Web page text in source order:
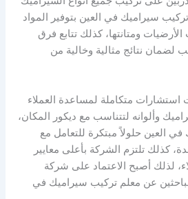
تركيب سيراميك في العين بتوفير المواد
ومتانتها، كذلك تتابع فرق
لضمان نتائج مثالية وخالية من
استشارات متكاملة لمساعدة العملاء
وألوانه لتتناسب مع ديكور المكان،
العين حلولاً مبتكرة للتعامل مع
كذلك تلتزم الشركة بأعلى معايير
لذلك أصبح الاعتماد على شركة
عن معلم تركيب سيراميك في